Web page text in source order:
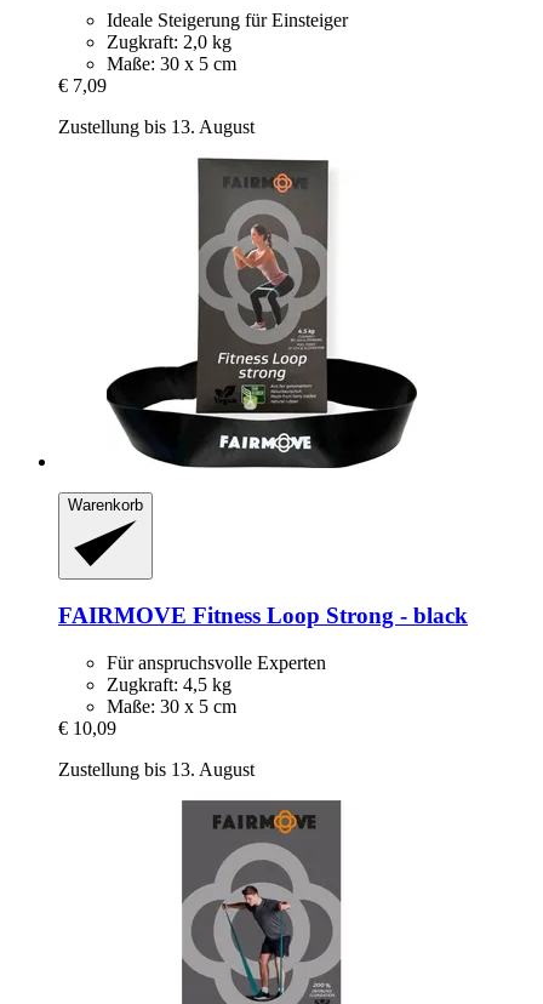
Ideale Steigerung für Einsteiger
Zugkraft: 2,0 kg
Maße: 30 x 5 cm
€ 7,09
Zustellung bis 13. August
Warenkorb
FAIRMOVE Fitness Loop Strong -​ black
Für anspruchsvolle Experten
Zugkraft: 4,5 kg
Maße: 30 x 5 cm
€ 10,09
Zustellung bis 13. August